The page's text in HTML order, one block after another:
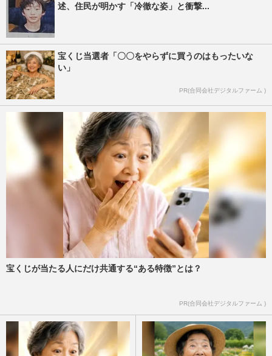
述、住民が明かす「冷徹な姿」と衝撃...
宝くじ当選者「〇〇をやらずに買うのはもったいな
い」
PR(合同会社デジタルファーム )
宝くじが当たる人にだけ共通する“ある特徴”とは？
PR(合同会社デジタルファーム )